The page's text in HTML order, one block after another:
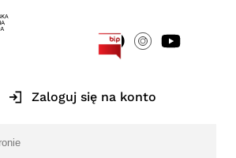
Zaloguj się na konto